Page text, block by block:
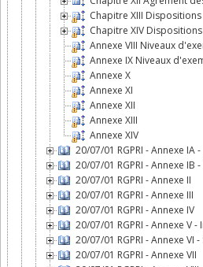
Chapitre XIII
Chapitre XIV
Annexe VIII Niveaux
Annexe IX Niveaux
Annexe X
Annexe XI
Annexe XII
Annexe XIII
Annexe XIV
20/07/01 RGPRI - Annexe IA
20/07/01 RGPRI - Annexe
20/07/01 RGPRI - Annexe II
20/07/01 RGPRI - Annexe III
20/07/01 RGPRI - Annexe IV
20/07/01 RGPRI - Annexe
20/07/01 RGPRI - Annexe
20/07/01 RGPRI - Annexe VII